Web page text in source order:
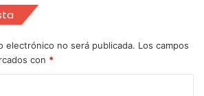
electrónico no será publicada. Los campos
con *